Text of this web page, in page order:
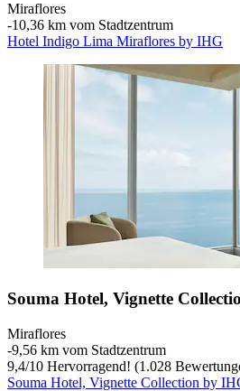
Miraflores
‐10,36 km vom Stadtzentrum
Hotel Indigo Lima Miraflores by IHG
Souma Hotel, Vignette
Miraflores
‐9,56 km vom Stadtzentrum
9,4/10 Hervorragend! (1.028
Souma Hotel, Vignette Collection by